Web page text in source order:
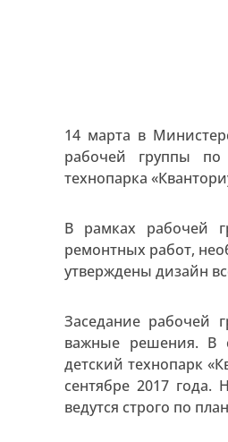
14 марта в
рабочей группы
технопарка
В рамках рабочей
ремонтных работ,
утверждены дизайн
Заседание рабочей
важные решения. В
детский технопарк
сентябре 2017
ведутся строго по